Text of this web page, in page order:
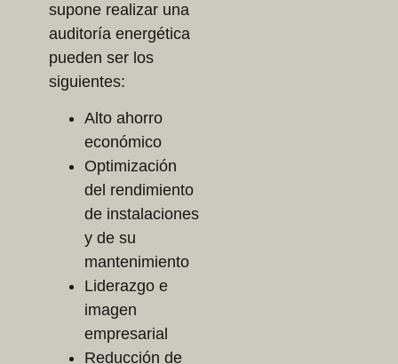
supone realizar una
auditoría energética
pueden ser los
siguientes:
Alto ahorro
económico
Optimización
del rendimiento
de instalaciones
y de su
mantenimiento
Liderazgo e
imagen
empresarial
Reducción de